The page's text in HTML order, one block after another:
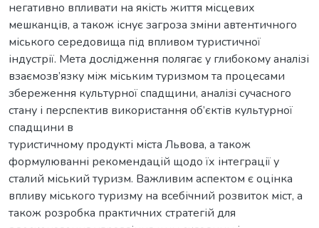
негативно впливати на якість життя місцевих
мешканців, а також існує загроза зміни автентичного
міського середовища під впливом туристичної
індустрії. Мета дослідження полягає у глибокому аналізі
взаємозв’язку між міським туризмом та процесами
збереження культурної спадщини, аналізі сучасного
стану і перспектив використання об’єктів культурної
спадщини в
туристичному продукті міста Львова, а також
формулюванні рекомендацій щодо їх інтеграції у
сталий міський туризм. Важливим аспектом є оцінка
впливу міського туризму на всебічний розвиток міст, а
також розробка практичних стратегій для